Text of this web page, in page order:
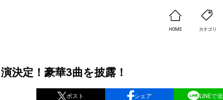
HOME カテゴリ
決定！豪華3曲を披露！
ポスト シェア LINEで